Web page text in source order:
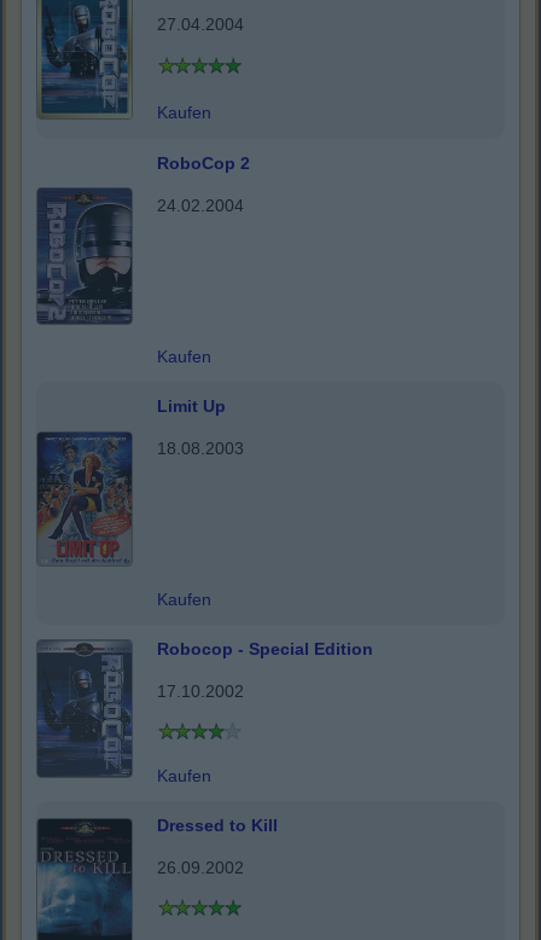
27.04.2004
Kaufen
RoboCop 2
24.02.2004
Kaufen
Limit Up
18.08.2003
Kaufen
Robocop - Special Edition
17.10.2002
Kaufen
Dressed to Kill
26.09.2002